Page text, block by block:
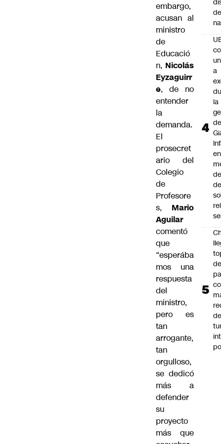
embargo,
acusan al
ministro
de
Educació
n, Nicolás
Eyzaguirr
e, de no
entender
la
demanda.
El
prosecret
ario del
Colegio
de
Profesore
s, Mario
Aguilar
comentó
que
“esperába
mos una
respuesta
del
ministro,
pero es
tan
arrogante,
tan
orgulloso,
se dedicó
más a
defender
su
proyecto
más que
a
la
de
en
de